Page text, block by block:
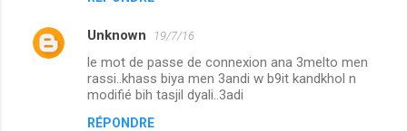
Unknown 19/7/16
le mot de passe de connexion ana 3melto men
rassi..khass biya men 3andi w b9it kandkhol n
modifié bih tasjil dyali..3adi
RÉPONDRE